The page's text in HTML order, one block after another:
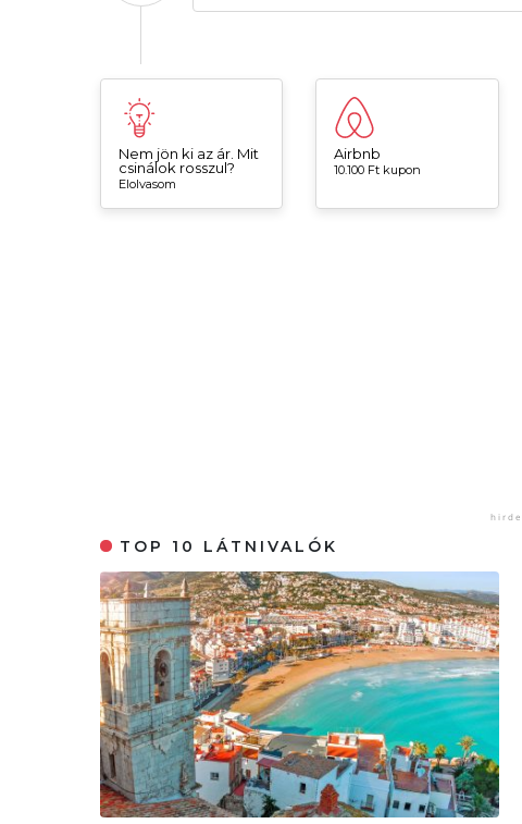
Nem jön ki az ár. Mit
csinálok rosszul?
Elolvasom
Airbnb
10.100 Ft kupon
TOP 10 LÁTNIVALÓK